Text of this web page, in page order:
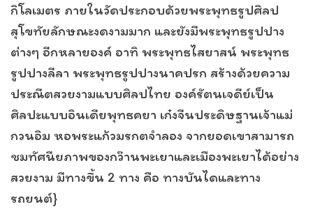
กิโลเมตร ภายในวัดประกอบด้วยพระพุทธรูปศิลป
สุโขทัยลักษณะงดงามมาก และยังมีพระพุทธรูปปาง
ต่างๆ อีกหลายองค์ อาทิ พระพุทธไสยาสน์ พระพุทธ
รูปปางลีลา พระพุทธรูปปางนาคปรก สร้างด้วยความ
ประณีตสวยงามแบบศิลปไทย องค์รัตนเจดีย์เป็น
ศิลปะแบบอินเดียพุทธคยา เก๋งจีนประดิษฐานเจ้าแม่
กวนอิม หอพระแก้วมรกตจำลอง จากยอดเขาสามารถ
ชมทัศนียภาพของกว๊านพะเยาและเมืองพะเยาได้อย่าง
สวยงาม มีทางขึ้น 2 ทาง คือ ทางบันไดและทาง
รถยนต์}